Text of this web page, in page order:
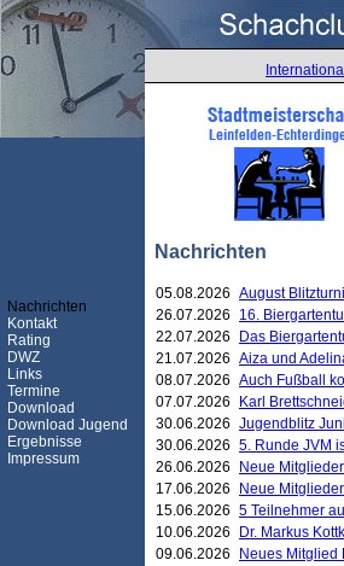
Nachrichten
Nachrichten
Kontakt
Rating
DWZ
Links
Termine
Download
Download Jugend
Ergebnisse
Impressum
05.08.2026 August
26.07.2026
16.
22.07.2026
Das
21.07.2026 Aiza und
08.07.2026 Auch Fußball
07.07.2026
Karl
30.06.2026 Jugendblitz
30.06.2026 5. Runde JVM
26.06.2026
Neue
17.06.2026
Neue
15.06.2026 5 Teilnehmer
10.06.2026
Dr. Markus
09.06.2026
Neues Mitglied